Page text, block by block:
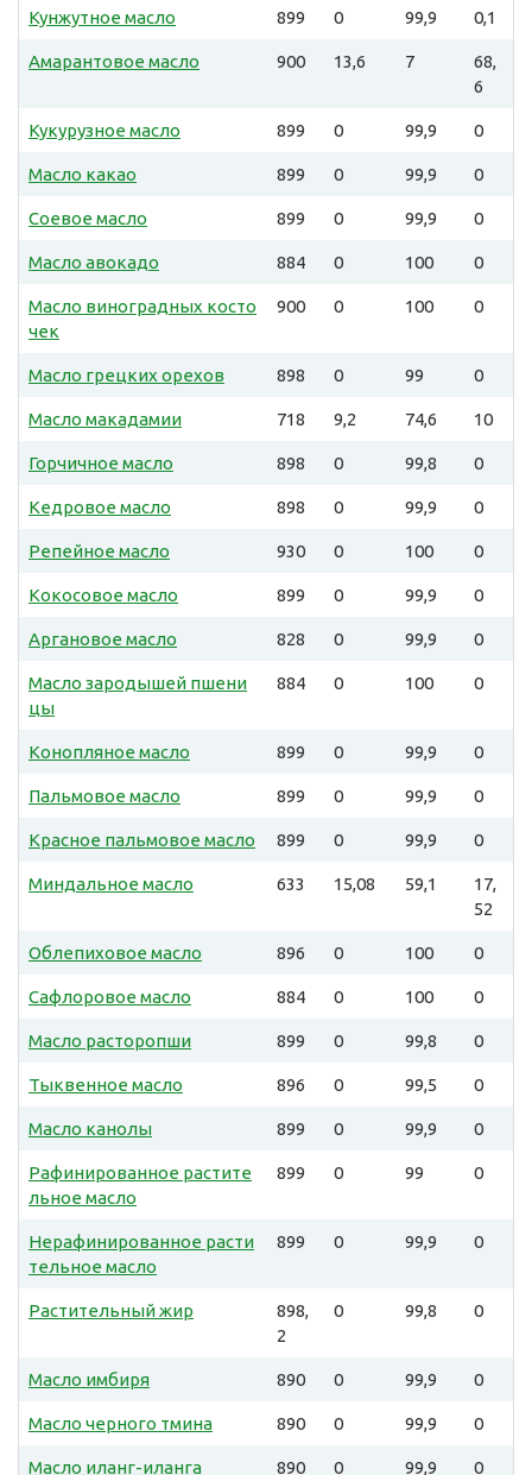
Кунжутное масло 899 0 99,9 0,1
Амарантовое масло 900 13,6 7
68,
6
Кукурузное масло 899 0 99,9 0
Масло какао 899 0 99,9 0
Соевое масло 899 0 99,9 0
Масло авокадо 884 0 100 0
Масло виноградных косто
чек
900 0 100 0
Масло грецких орехов 898 0 99 0
Масло макадамии 718 9,2 74,6 10
Горчичное масло 898 0 99,8 0
Кедровое масло 898 0 99,9 0
Репейное масло 930 0 100 0
Кокосовое масло 899 0 99,9 0
Аргановое масло 828 0 99,9 0
Масло зародышей пшени
цы
884 0 100 0
Конопляное масло 899 0 99,9 0
Пальмовое масло 899 0 99,9 0
Красное пальмовое масло 899 0 99,9 0
Миндальное масло 633 15,08 59,1
17,
52
Облепиховое масло 896 0 100 0
Сафлоровое масло 884 0 100 0
Масло расторопши 899 0 99,8 0
Тыквенное масло 896 0 99,5 0
Масло канолы 899 0 99,9 0
Рафинированное растите
льное масло
899 0 99 0
Нерафинированное расти
тельное масло
899 0 99,9 0
Растительный жир
898,
2
0 99,8 0
Масло имбиря 890 0 99,9 0
Масло черного тмина 890 0 99,9 0
Масло иланг-иланга 890 0 99,9 0